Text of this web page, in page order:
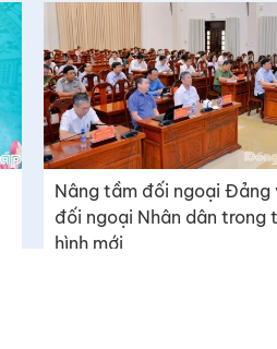
Nâng tầm đối ngoại Đảng
đối ngoại Nhân dân trong
hình mới